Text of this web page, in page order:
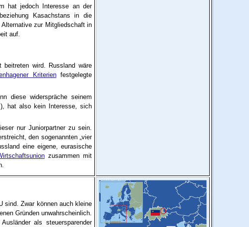
hat jedoch Interesse an der
Kasachstans in die
Alternative zur Mitgliedschaft in
auf.
wird. Russland wäre
Kriterienfestgelegte
diese widerspräche seinem
hat also kein Interesse, sich
nur Juniorpartner zu sein.
den sogenannten „vier
eine eigene, eurasische
zusammen mit
sind. Zwar können auch kleine
Gründen unwahrscheinlich.
als steuersparender